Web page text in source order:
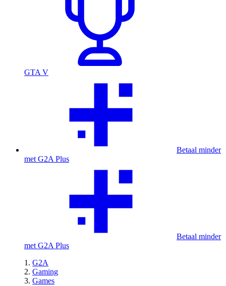
GTA V
Betaal minder
met G2A Plus
Betaal minder
met G2A Plus
G2A
Gaming
Games